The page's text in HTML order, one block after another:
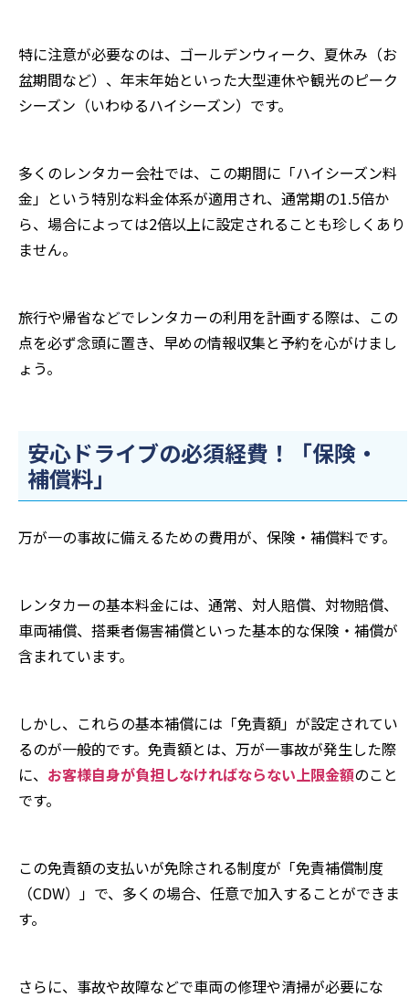
特に注意が必要なのは、ゴールデンウィーク、夏休み（お
盆期間など）、年末年始といった大型連休や観光のピーク
シーズン（いわゆるハイシーズン）です。
多くのレンタカー会社では、この期間に「ハイシーズン料
金」という特別な料金体系が適用され、通常期の1.5倍か
ら、場合によっては2倍以上に設定されることも珍しくあり
ません。
旅行や帰省などでレンタカーの利用を計画する際は、この
点を必ず念頭に置き、早めの情報収集と予約を心がけまし
ょう。
安心ドライブの必須経費！「保険・
補償料」
万が一の事故に備えるための費用が、保険・補償料です。
レンタカーの基本料金には、通常、対人賠償、対物賠償、
車両補償、搭乗者傷害補償といった基本的な保険・補償が
含まれています。
しかし、これらの基本補償には「免責額」が設定されてい
るのが一般的です。免責額とは、万が一事故が発生した際
に、 お客様自身が負担しなければならない上限金額のこと
です。
この免責額の支払いが免除される制度が「免責補償制度
（CDW） 」で、多くの場合、任意で加入することができま
す。
さらに、事故や故障などで車両の修理や清掃が必要にな